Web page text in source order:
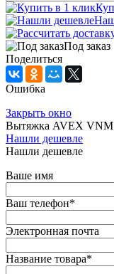
Под заказ
Поделиться
Ошибка
Закрыть окно
Вытяжка AVEX VNM
Нашли дешевле
Нашли дешевле
Ваше имя
Ваш телефон*
Электронная почта
Название товара*